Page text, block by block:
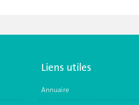
Liens utiles
Annuaire